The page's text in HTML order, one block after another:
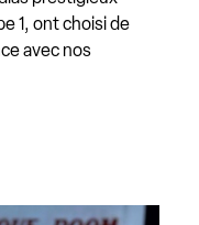
1, ont choisi de
avec nos